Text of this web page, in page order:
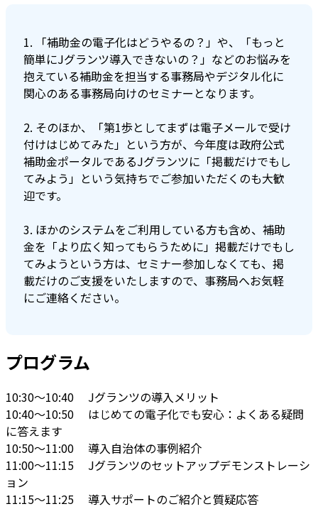
1. 「補助金の電子化はどうやるの？」や、「もっと
簡単にJグランツ導入できないの？」などのお悩みを
抱えている補助金を担当する事務局やデジタル化に
関心のある事務局向けのセミナーとなります。
2. そのほか、「第1歩としてまずは電子メールで受け
付けはじめてみた」という方が、今年度は政府公式
補助金ポータルであるJグランツに「掲載だけでもし
てみよう」という気持ちでご参加いただくのも大歓
迎です。
3. ほかのシステムをご利用している方も含め、補助
金を「より広く知ってもらうために」掲載だけでもし
てみようという方は、セミナー参加しなくても、掲
載だけのご支援をいたしますので、事務局へお気軽
にご連絡ください。
プログラム
10:30～10:40 Jグランツの導入メリット
10:40～10:50
はじめての電子化でも安心：よくある疑問
に答えます
10:50～11:00
導入自治体の事例紹介
11:00～11:15
Jグランツのセットアップデモンストレーシ
ョン
11:15～11:25
導入サポートのご紹介と質疑応答